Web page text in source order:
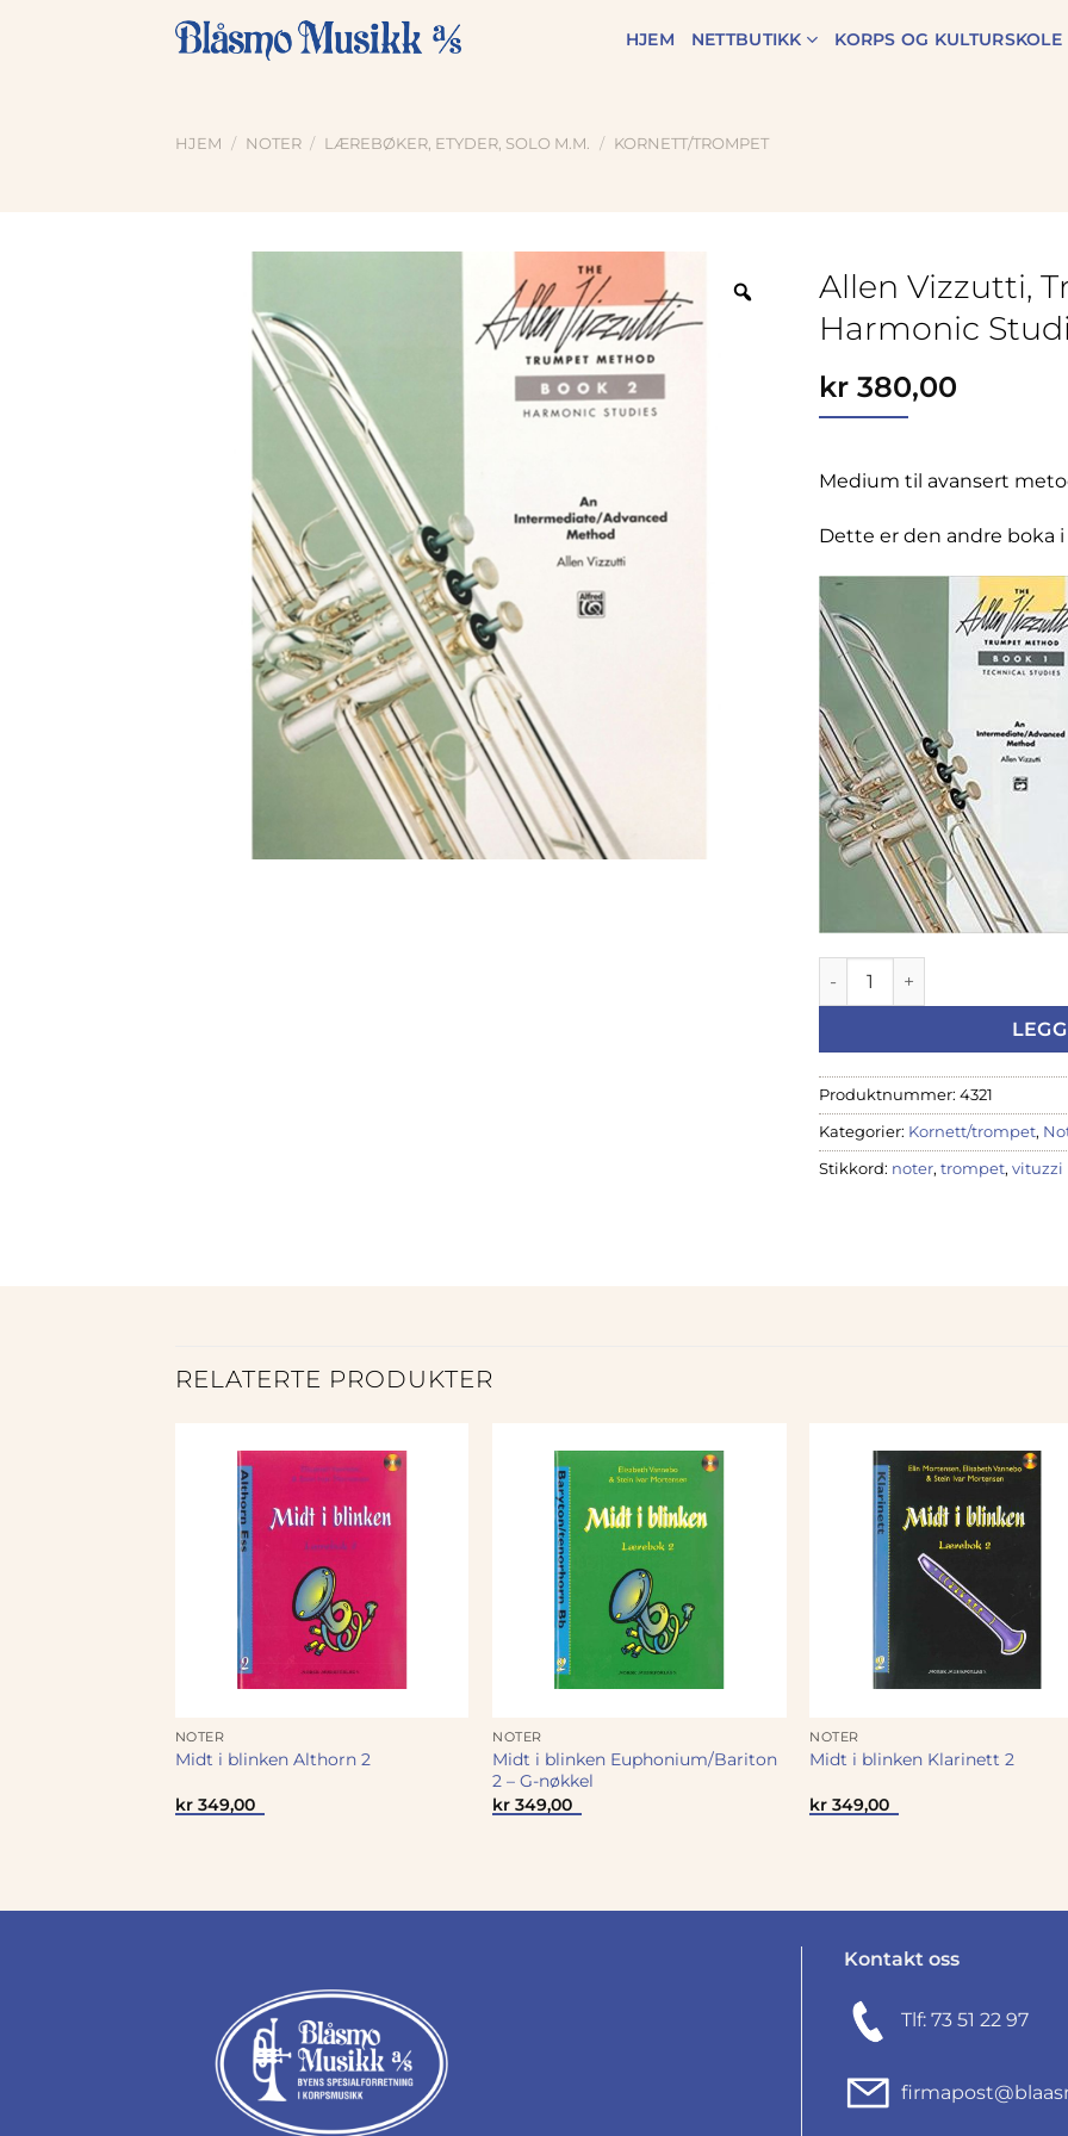
HJEM NETTBUTIKK KORPS OG KULTURSKOLE
HJEM / NOTER / LÆREBØKER, ETYDER, SOLO M.M. / KORNETT/TROMPET
Allen Vizzutti,
Harmonic
kr 380,00
Medium til avansert
Dette er den andre boka
Allen Vizzutti, Trumpet
Produktnummer: 4321
Kategorier: Kornett/trompet,
Stikkord: noter, trompet, vituzzi
RELATERTE PRODUKTER
NOTER
Midt i blinken Althorn 2
kr349,00
NOTER
Midt i blinken Euphonium/Bariton
2 – G-nøkkel
kr 349,00
NOTER
Midt i blinken Klarinett 2
kr 349,00
Kontakt oss
Tlf: 73 51 22 97